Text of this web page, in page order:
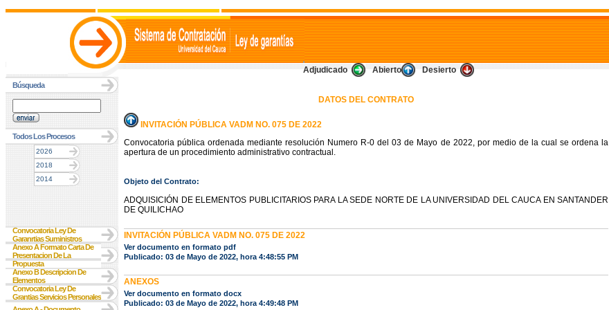
Adjudicado Abierto Desierto
Búsqueda
Todos Los Procesos
2026
2018
2014
Convocatoria Ley De
Garanrtias Suministros
Anexo A Formato Carta De
Presentacion De La
Propuesta
Anexo B Descripcion De
Elementos
Convocatoria Ley De
Grantias Servicios Personales
DATOS DEL CONTRATO
INVITACIÓN PÚBLICA VADM NO. 075 DE 2022
Convocatoria pública ordenada mediante resolución Numero R-0 del 03 de Mayo de 2022, por medio de la cual se ordena la
apertura de un procedimiento administrativo contractual.
Objeto del Contrato:
ADQUISICIÓN DE ELEMENTOS PUBLICITARIOS PARA LA SEDE NORTE DE LA UNIVERSIDAD DEL CAUCA EN SANTANDER
DE QUILICHAO
INVITACIÓN PÚBLICA VADM NO. 075 DE 2022
Ver documento en formato pdf
Publicado: 03 de Mayo de 2022, hora 4:48:55 PM
ANEXOS
Ver documento en formato docx
Publicado: 03 de Mayo de 2022, hora 4:49:48 PM